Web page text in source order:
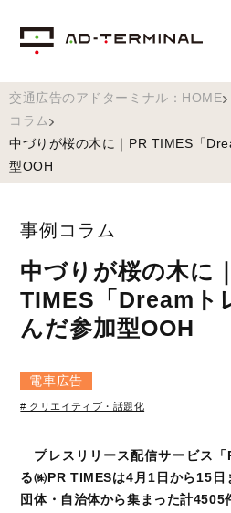
交通広告のアドターミナル：HOME
コラム
中づりが桜の木に｜PR TIMES「
型OOH
事例コラム
中づりが桜の木に
TIMES「Dreamト
んだ参加型OOH
電車広告
# クリエイティブ・話題化
プレスリリース配信サービス「
る㈱PR TIMESは4月1日から15日
団体・自治体から集まった計4505